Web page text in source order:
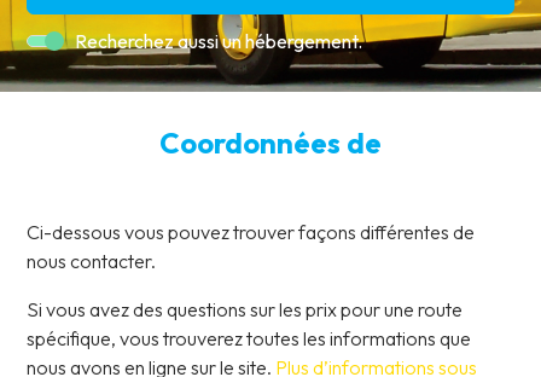
Recherchez aussi un hébergement.
Coordonnées de
Ci-dessous vous pouvez trouver façons différentes de
nous contacter.
Si vous avez des questions sur les prix pour une route
spécifique, vous trouverez toutes les informations que
nous avons en ligne sur le site. Plus d’informations sous